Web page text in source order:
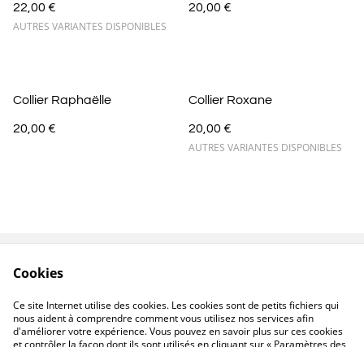
22,00 €
AUTRES VARIANTES DISPONIBLES
20,00 €
Collier Raphaëlle
20,00 €
Collier Roxane
20,00 €
AUTRES VARIANTES DISPONIBLES
confidentialité
Cookies
Ce site Internet utilise des cookies. Les cookies sont de petits fichiers qui
nous aident à comprendre comment vous utilisez nos services afin
d'améliorer votre expérience. Vous pouvez en savoir plus sur ces cookies
et contrôler la façon dont ils sont utilisés en cliquant sur « Paramètres des